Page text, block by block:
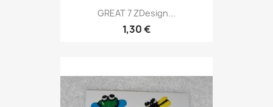
GREAT 7 ZDesign...
1,30 €